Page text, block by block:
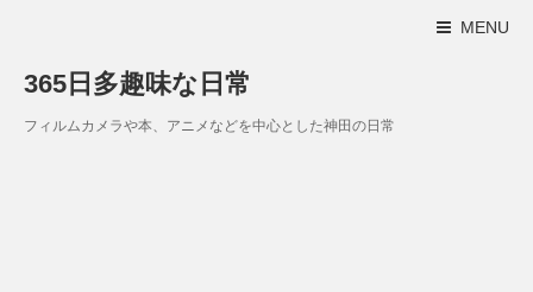
MENU
365日多趣味な日常
フィルムカメラや本、アニメなどを中心とした神田の日常